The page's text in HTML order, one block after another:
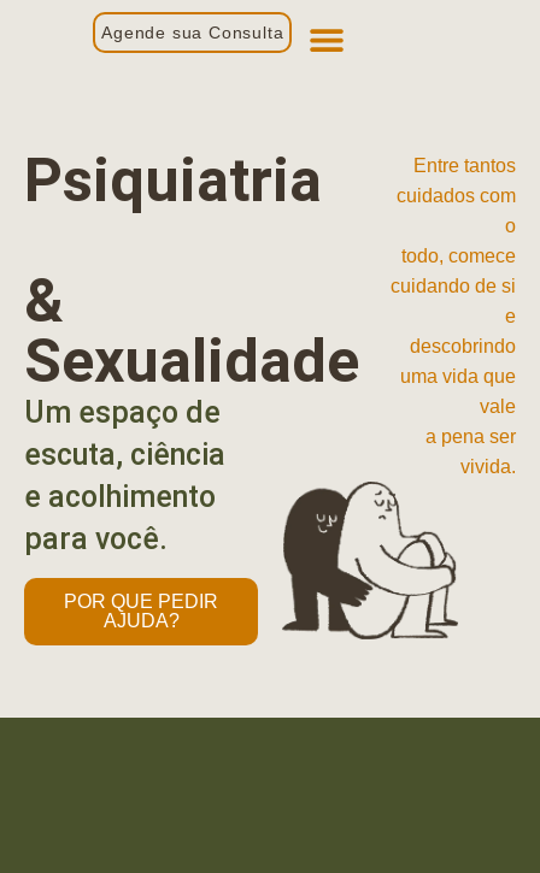
Agende sua Consulta
Psiquiatria
&
Sexualidade
Um espaço de
escuta, ciência
e acolhimento
para você.
POR QUE PEDIR
AJUDA?
Entre tantos
cuidados com
o
todo, comece
cuidando de si
e
descobrindo
uma vida que
vale
a pena ser
vivida.